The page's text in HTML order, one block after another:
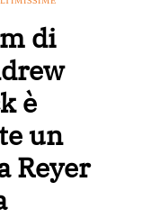
di
è
un
Reyer